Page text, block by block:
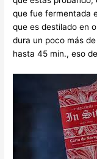
que fue fermentada
que es destilado en
dura un poco más
hasta 45 min., eso